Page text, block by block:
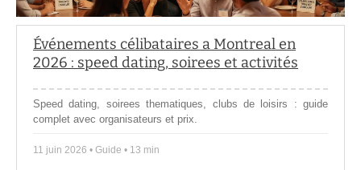
Événements célibataires a Montreal en
2026 : speed dating, soirees et activités
Speed dating, soirees thematiques, clubs de loisirs : guide
complet avec organisateurs et prix.
11 juin 2026 • Guide • 13 min